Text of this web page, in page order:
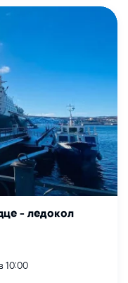
- ледокол
10:00